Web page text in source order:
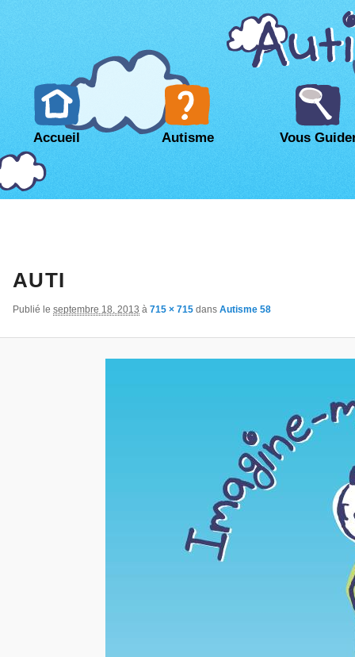
Accueil Autisme Vous
AUTI
Publié le septembre 18, 2013 à 715 × 715 dans Autisme 58